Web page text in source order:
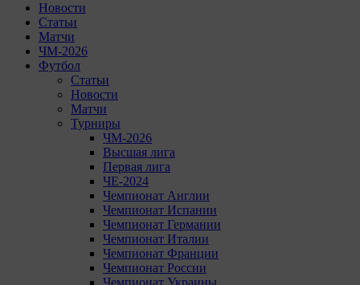
Новости
Статьи
Матчи
ЧМ-2026
Футбол
Статьи
Новости
Матчи
Турниры
ЧМ-2026
Высшая лига
Первая лига
ЧЕ-2024
Чемпионат Англии
Чемпионат Испании
Чемпионат Германии
Чемпионат Италии
Чемпионат Франции
Чемпионат России
Чемпионат Украины